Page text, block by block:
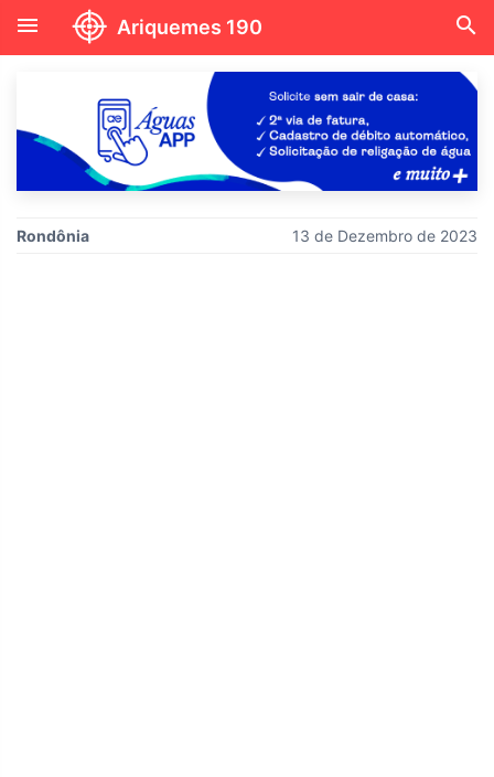
menu Ariquemes 190 search
Rondônia 13 de Dezembro de 2023